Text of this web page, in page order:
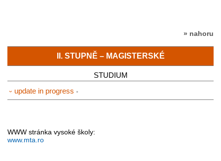
» nahoru
II. STUPNĚ – MAGISTERSKÉ
STUDIUM
⏑ update in progress
WWW stránka vysoké školy:
www.mta.ro